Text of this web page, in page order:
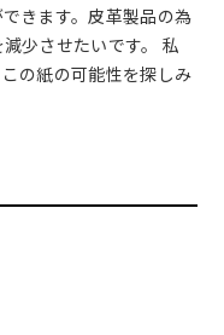
きます。皮革製品の為
少させたいです。 私
の紙の可能性を探しみ